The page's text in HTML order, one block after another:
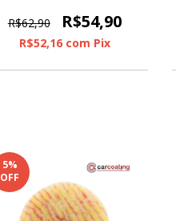
R$62,90
R$54,90
R$52,16 com Pix
5%
OFF